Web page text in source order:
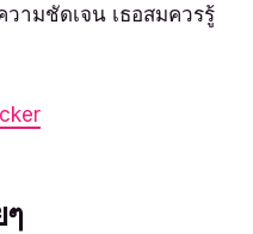
ามชัดเจน เธอสมควรรู้